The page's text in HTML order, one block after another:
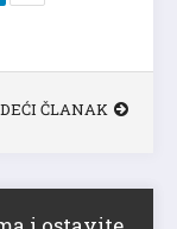
ČLANAK